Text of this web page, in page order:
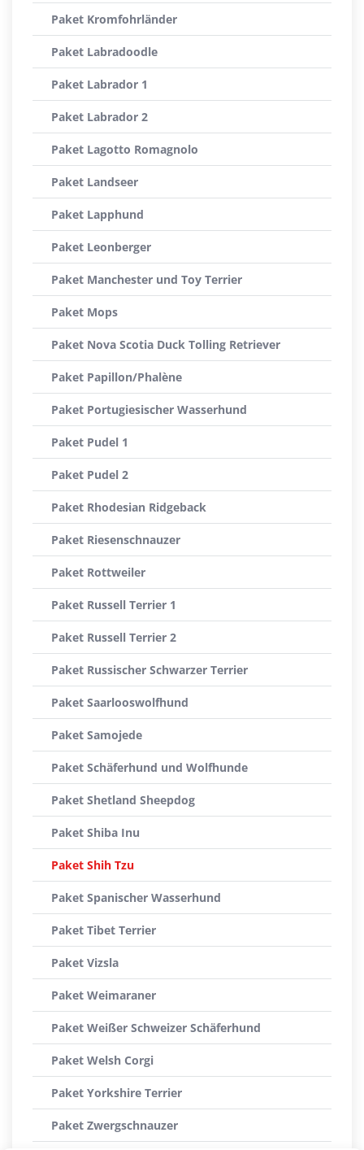
Paket Kromfohrländer
Paket Labradoodle
Paket Labrador 1
Paket Labrador 2
Paket Lagotto Romagnolo
Paket Landseer
Paket Lapphund
Paket Leonberger
Paket Manchester und Toy Terrier
Paket Mops
Paket Nova Scotia Duck Tolling Retriever
Paket Papillon/Phalène
Paket Portugiesischer Wasserhund
Paket Pudel 1
Paket Pudel 2
Paket Rhodesian Ridgeback
Paket Riesenschnauzer
Paket Rottweiler
Paket Russell Terrier 1
Paket Russell Terrier 2
Paket Russischer Schwarzer Terrier
Paket Saarlooswolfhund
Paket Samojede
Paket Schäferhund und Wolfhunde
Paket Shetland Sheepdog
Paket Shiba Inu
Paket Shih Tzu
Paket Spanischer Wasserhund
Paket Tibet Terrier
Paket Vizsla
Paket Weimaraner
Paket Weißer Schweizer Schäferhund
Paket Welsh Corgi
Paket Yorkshire Terrier
Paket Zwergschnauzer